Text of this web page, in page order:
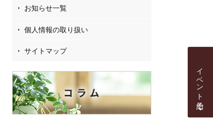
お知らせ一覧
個人情報の取り扱い
サイトマップ
イベント予約